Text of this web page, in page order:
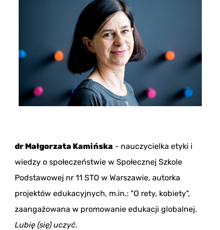
dr Małgorzata Kamińska - nauczycielka etyki i
wiedzy o społeczeństwie w Społecznej Szkole
Podstawowej nr 11 STO w Warszawie, autorka
projektów edukacyjnych, m.in.: "O rety, kobiety",
zaangażowana w promowanie edukacji globalnej.
Lubię (się) uczyć.